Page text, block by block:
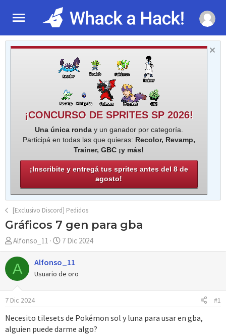
¡CONCURSO DE SPRITES SP 2026!
Una única ronday un ganador por categoría.
Participá en todas las que quieras: Recolor, Revamp,
Trainer, GBC ¡y más!
¡Inscribite y entregá tus sprites antes del 8 de
agosto!
[Exclusivo Discord] Pedidos
Gráficos 7 gen para gba
A
u
o
r
Alfonso_11
F
e
h
d
i
7 Dic 2024
A Alfonso_11
Usuario de oro
7 Dic 2024 #1
Necesito tilesets de Pokémon sol y luna para usar en gba,
alguien puede darme algo?